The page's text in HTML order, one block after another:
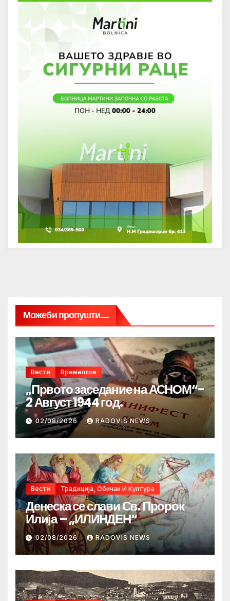
Можеби пропушти....
Вести Времеплов
„Првото заседание на АСНОМ“-
2 Август 1944 год.
02/08/2026 RADOVIS NEWS
Вести Традиција, Обичаи И Култура
Денеска се слави Св. Пророк
Илија – „ИЛИНДЕН“
02/08/2026 RADOVIS NEWS